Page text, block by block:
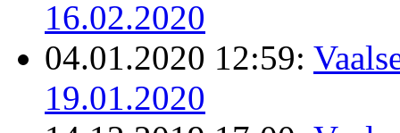
16.02.2020
04.01.2020 12:59:
19.01.2020